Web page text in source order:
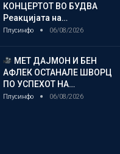
КОНЦЕРТОТ ВО БУДВА
Реакцијата на…
Плусинфо 06/08/2026
МЕТ ДАЈМОН И БЕН
АФЛЕК ОСТАНАЛЕ ШВОРЦ
ПО УСПЕХОТ НА…
Плусинфо 06/08/2026